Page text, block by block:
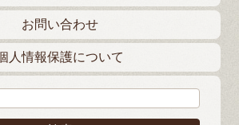
お問い合わせ
人情報保護について